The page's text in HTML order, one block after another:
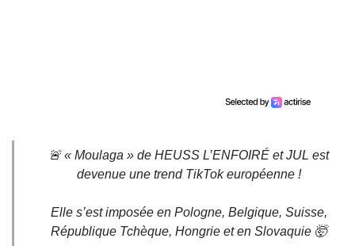
🚨 « Moulaga » de HEUSS L’ENFOIRÉ et JUL est
devenue une trend TikTok européenne !
Elle s’est imposée en Pologne, Belgique, Suisse,
République Tchèque, Hongrie et en Slovaquie 🤯